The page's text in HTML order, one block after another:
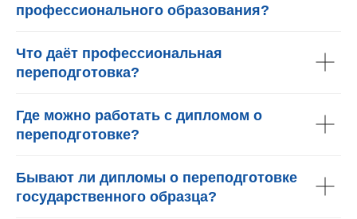
профессионального образования?
Что даёт профессиональная
переподготовка?
Где можно работать с дипломом о
переподготовке?
Бывают ли дипломы о переподготовке
государственного образца?